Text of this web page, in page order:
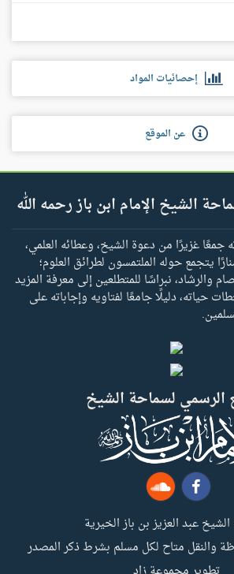
إحصائيات المواد
عن الموقع
الشيخ الإمام ابن باز رحمه الله
غزيرًا من دعوة الشيخ، وعطائه العلمي،
يتجمع حوله الملتمسون لطرائق العلوم؛
والرشاد، نبراسًا للمتطلعين إلى معرفة المزيد
حياته، دليلًا جامعًا لفتاويه وإجاباته على
الرسمي لسماحة الشيخ
عبد العزيز بن باز الخيرية
والنقل متاح لكل مسلم بشرط ذكر المصدر